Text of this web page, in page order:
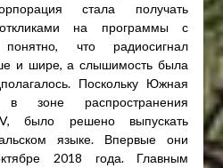
стала получать
на программы с
что радиосигнал
и шире, а слышимость была
Поскольку Южная
зоне распространения
было решено выпускать
языке. Впервые они
2018 года. Главным